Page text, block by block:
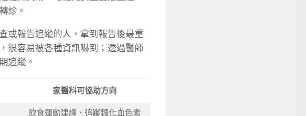
診。
或報告追蹤的人，拿到報告後最重
很容易被各種資訊嚇到；透過醫師
追蹤。
家醫科可協助方向
飲食運動建議、追蹤糖化血色素